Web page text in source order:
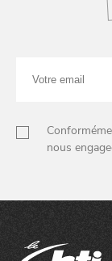
email
nous